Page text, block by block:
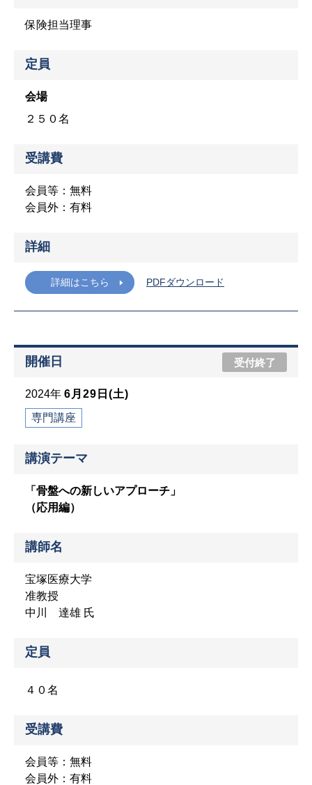
保険担当理事
定員
会場
２５０名
受講費
会員等：無料
会員外：有料
詳細
PDFダウンロード
詳細はこちら
開催日 受付終了
2024年 6月29日(土)
専門講座
講演テーマ
「骨盤への新しいアプローチ」
（応用編）
講師名
宝塚医療大学
准教授
中川 達雄 氏
定員
４０名
受講費
会員等：無料
会員外：有料